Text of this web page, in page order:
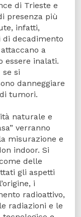
di Trieste e
presenza più
infatti,
decadimento
a
essere inalati.
si
danneggiare
tumori.
naturale e
verranno
misurazione e
indoor. Si
delle
gli aspetti
i
radioattivo,
radiazioni e le